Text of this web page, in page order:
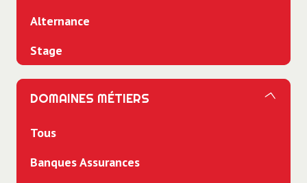
Alternance
Stage
DOMAINES MÉTIERS
Tous
Banques Assurances